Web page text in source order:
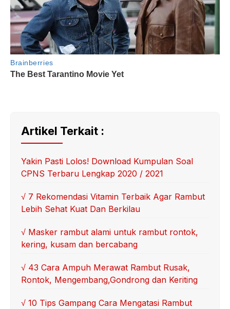
Artikel Terkait :
Yakin Pasti Lolos! Download Kumpulan Soal
CPNS Terbaru Lengkap 2020 / 2021
√ 7 Rekomendasi Vitamin Terbaik Agar Rambut
Lebih Sehat Kuat Dan Berkilau
√ Masker rambut alami untuk rambut rontok,
kering, kusam dan bercabang
√ 43 Cara Ampuh Merawat Rambut Rusak,
Rontok, Mengembang,Gondrong dan Keriting
√ 10 Tips Gampang Cara Mengatasi Rambut